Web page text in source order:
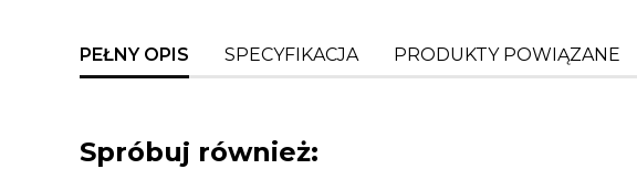
PEŁNY OPIS SPECYFIKACJA PRODUKTY POWIĄZANE
Spróbuj również: